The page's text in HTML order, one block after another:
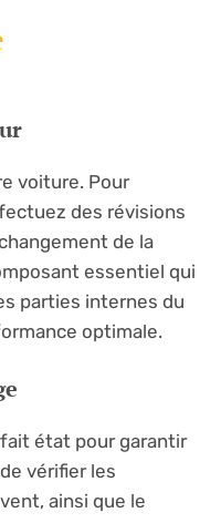
voiture. Pour
des révisions
de la
essentiel qui
parties internes du
optimale.
état pour garantir
vérifier les
ainsi que le